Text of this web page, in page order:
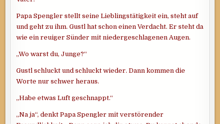
Papa Spengler stellt seine Lieblingstätigkeit ein, steht auf
und geht zu ihm. Gustl hat schon einen Verdacht. Er steht da
wie ein reuiger Sünder mit niedergeschlagenen Augen.
„Wo warst du, Junge?“
Gustl schluckt und schluckt wieder. Dann kommen die
Worte nur schwer heraus.
„Habe etwas Luft geschnappt.“
„Na ja“, denkt Papa Spengler mit verstörender